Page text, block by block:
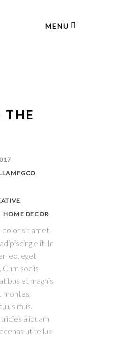
MENU
THE
,
, HOME DECOR
dolor sit amet,
elit. In
leo, eget
sociis
et magnis
montes,
mus.
aliquam
ut tellus